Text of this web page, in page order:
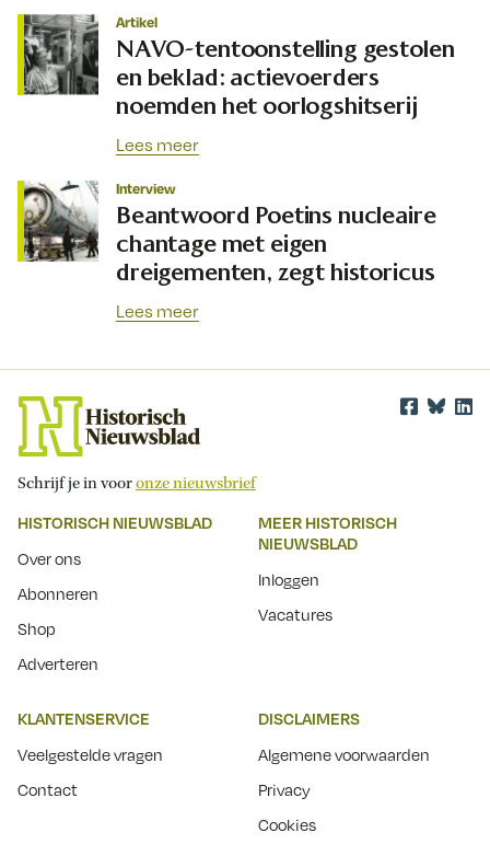
Artikel
NAVO-tentoonstelling gestolen
en beklad: actievoerders
noemden het oorlogshitserij
Lees meer
Interview
Beantwoord Poetins nucleaire
chantage met eigen
dreigementen, zegt historicus
Lees meer
Schrijf je in vooronze nieuwsbrief
HISTORISCH NIEUWSBLAD
Over ons
Abonneren
Shop
Adverteren
MEER HISTORISCH
NIEUWSBLAD
Inloggen
Vacatures
KLANTENSERVICE
Veelgestelde vragen
Contact
DISCLAIMERS
Algemene voorwaarden
Privacy
Cookies